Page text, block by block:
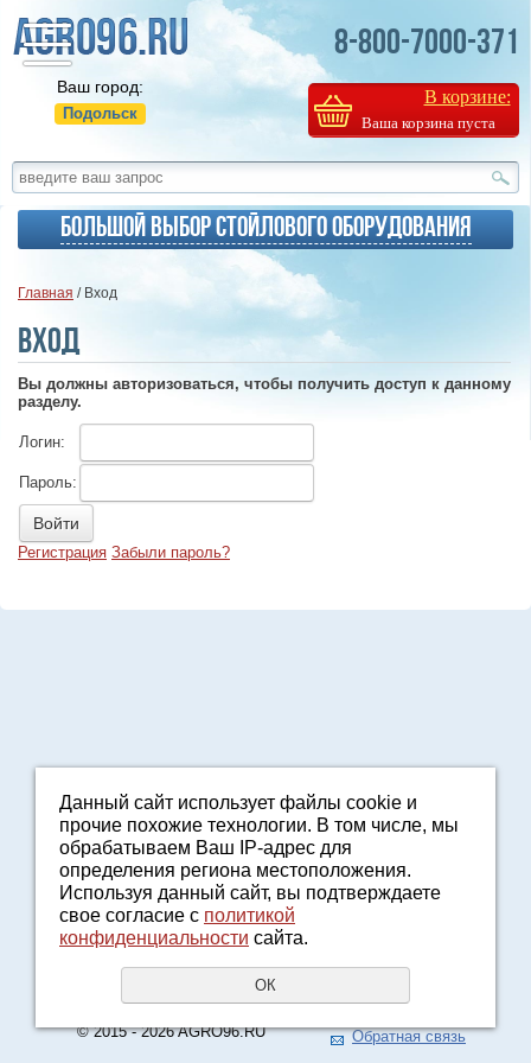
Ваш город:
Подольск
8-800-7000-371
В корзине:
Ваша корзина пуста
Большой выбор стойлового оборудования
Главная / Вход
Вход
Вы должны авторизоваться, чтобы получить доступ к данному
разделу.
Логин:
Пароль:
Регистрация Забыли пароль?
© 2015 - 2026 AGRO96.RU Обратная связь
8-800-7000-371
2161601@agro96.ru
Политика конфиденциальности
8-800-7000-371
Звонок бесплатный
UR66.TOP
продвижение сайтов URALSOFT
Данный сайт использует файлы cookie и
прочие похожие технологии. В том числе, мы
обрабатываем Ваш IP-адрес для
определения региона местоположения.
Используя данный сайт, вы подтверждаете
свое согласие с политикой
конфиденциальности сайта.
ОК